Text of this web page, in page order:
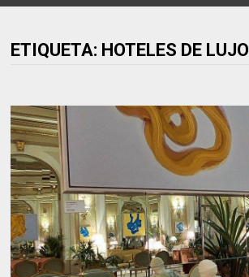
ETIQUETA: HOTELES DE LUJO